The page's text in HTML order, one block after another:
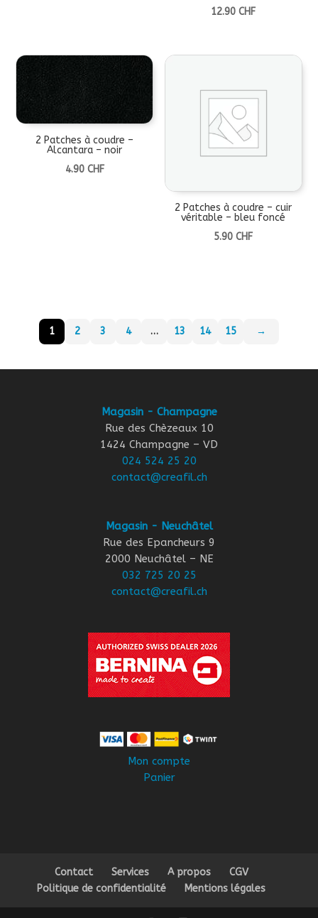
12.90CHF
2 Patches à coudre –
Alcantara – noir
4.90 CHF
2 Patches à coudre – cuir
véritable – bleu foncé
5.90CHF
1 2 3 4 … 13 14 15 →
Magasin - Champagne
Rue des Chèzeaux 10
1424 Champagne – VD
024 524 25 20
contact@creafil.ch
Magasin - Neuchâtel
Rue des Epancheurs 9
2000 Neuchâtel – NE
032 725 20 25
contact@creafil.ch
Mon compte
Panier
Contact Services A propos
CGV
Politique de confidentialité
Mentions légales